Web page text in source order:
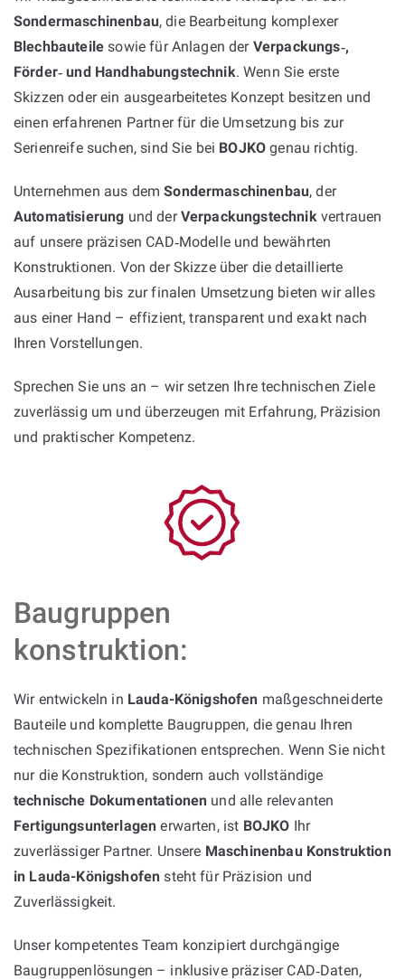
Sondermaschinenbau, die Bearbeitung komplexer
Blechbauteile sowie für Anlagen der Verpackungs‑,
Förder‑ und Handhabungstechnik. Wenn Sie erste
Skizzen oder ein ausgearbeitetes Konzept besitzen und
einen erfahrenen Partner für die Umsetzung bis zur
Serienreife suchen, sind Sie bei BOJKO genau richtig.
Unternehmen aus demSondermaschinenbau, der
Automatisierung und derVerpackungstechnikvertrauen
auf unsere präzisen CAD‑Modelle und bewährten
Konstruktionen. Von der Skizze über die detaillierte
Ausarbeitung bis zur finalen Umsetzung bieten wir alles
aus einer Hand – effizient, transparent und exakt nach
Ihren Vorstellungen.
Sprechen Sie uns an – wir setzen Ihre technischen Ziele
zuverlässig um und überzeugen mit Erfahrung, Präzision
und praktischer Kompetenz.
Baugruppen
konstruktion:
Wir entwickeln in Lauda-Königshofen maßgeschneiderte
Bauteile und komplette Baugruppen, die genau Ihren
technischen Spezifikationen entsprechen. Wenn Sie nicht
nur die Konstruktion, sondern auch vollständige
technische Dokumentationen und alle relevanten
Fertigungsunterlagen erwarten, ist BOJKO Ihr
zuverlässiger Partner. Unsere Maschinenbau Konstruktion
in Lauda-Königshofen steht für Präzision und
Zuverlässigkeit.
Unser kompetentes Team konzipiert durchgängige
Baugruppenlösungen – inklusive präziser CAD‑Daten,